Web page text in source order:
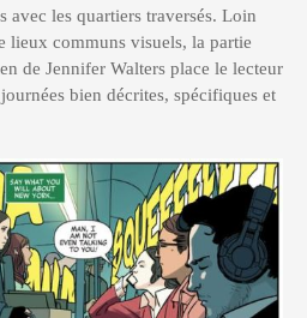
avec les quartiers traversés. Loin
lieux communs visuels, la partie
de Jennifer Walters place le lecteur
bien décrites, spécifiques et